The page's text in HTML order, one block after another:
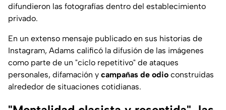
difundieron las fotografías dentro del establecimiento
privado.
En un extenso mensaje publicado en sus historias de
Instagram, Adams calificó la difusión de las imágenes
como parte de un "ciclo repetitivo" de ataques
personales, difamación y campañas de odio construidas
alrededor de situaciones cotidianas.